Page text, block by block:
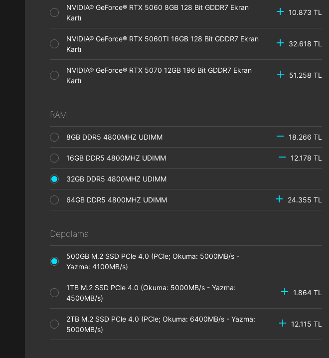
NVIDIA® GeForce® RTX 5060 8GB 128 Bit GDDR7 Ekran
Kartı
10.873 TL
NVIDIA® GeForce® RTX 5060TI 16GB 128 Bit GDDR7 Ekran
Kartı
32.618 TL
NVIDIA® GeForce® RTX 5070 12GB 196 Bit GDDR7 Ekran
Kartı
51.258 TL
RAM
8GB DDR5 4800MHZ UDIMM 18.266 TL
16GB DDR5 4800MHZ UDIMM 12.178 TL
32GB DDR5 4800MHZ UDIMM
64GB DDR5 4800MHZ UDIMM 24.355 TL
Depolama
500GB M.2 SSD PCle 4.0 (PCle; Okuma: 5000MB/s -
Yazma: 4100MB/s)
1TB M.2 SSD PCle 4.0 (Okuma: 5000MB/s - Yazma:
4500MB/s)
1.864 TL
2TB M.2 SSD PCle 4.0 (PCle; Okuma: 6400MB/s - Yazma:
5000MB/s)
12.115 TL